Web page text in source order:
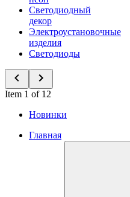
Светодиодный
декор
Электроустановочные
изделия
Светодиоды
Item 1 of 12
Новинки
Главная